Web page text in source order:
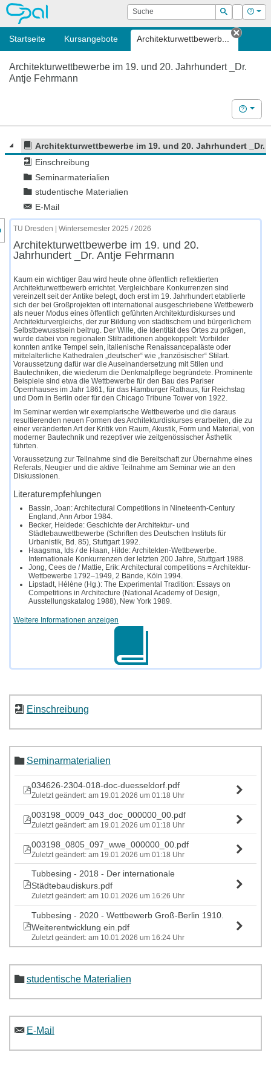
OPAL Suche
Suchen
Login Hilfe
Startseite Kursangebote Architektur­wettbewerb...
Tab
Architektur­wettbewerbe im 19. und 20. Jahrhundert _Dr.
Antje Fehrmann
Hilfe
Architektur­wettbewerbe im 19. und 20. Jahrhundert _Dr.
Einschreibung
Seminarmaterialien
studentische Materialien
E-Mail
des Kursmenüs
TU Dresden | Wintersemester 2025 / 2026
Architektur­wettbewerbe im 19. und 20.
Jahrhundert _Dr. Antje Fehrmann
Kaum ein wichtiger Bau wird heute ohne öffentlich reflektierten
Architekturwettbewerb errichtet. Vergleichbare Konkurrenzen sind
vereinzelt seit der Antike belegt, doch erst im 19. Jahrhundert etablierte
sich der bei Großprojekten oft international ausgeschriebene Wettbewerb
als neuer Modus eines öffentlich geführten Architekturdiskurses und
Architekturvergleichs, der zur Bildung von städtischem und bürgerlichem
Selbstbewusstsein beitrug. Der Wille, die Identität des Ortes zu prägen,
wurde dabei von regionalen Stiltraditionen abgekoppelt: Vorbilder
konnten antike Tempel sein, italienische Renaissancepaläste oder
mittelalterliche Kathedralen „deutscher“ wie „französischer“ Stilart.
Voraussetzung dafür war die Auseinandersetzung mit Stilen und
Bautechniken, die wiederum die Denkmalpflege begründete. Prominente
Beispiele sind etwa die Wettbewerbe für den Bau des Pariser
Opernhauses im Jahr 1861, für das Hamburger Rathaus, für Reichstag
und Dom in Berlin oder für den Chicago Tribune Tower von 1922.
Im Seminar werden wir exemplarische Wettbewerbe und die daraus
resultierenden neuen Formen des Architekturdiskurses erarbeiten, die zu
einer veränderten Art der Kritik von Raum, Akustik, Form und Material, von
moderner Bautechnik und rezeptiver wie zeitgenössischer Ästhetik
führten.
Voraussetzung zur Teilnahme sind die Bereitschaft zur Übernahme eines
Referats, Neugier und die aktive Teilnahme am Seminar wie an den
Diskussionen.
Literaturempfehlungen
Bassin, Joan: Architectural Competitions in Nineteenth-Century
England, Ann Arbor 1984.
Becker, Heidede: Geschichte der Architektur- und
Städtebauwettbewerbe (Schriften des Deutschen Instituts für
Urbanistik, Bd. 85), Stuttgart 1992.
Haagsma, Ids / de Haan, Hilde: Architekten-Wettbewerbe.
Internationale Konkurrenzen der letzten 200 Jahre, Stuttgart 1988.
Jong, Cees de / Mattie, Erik: Architectural competitions = Architektur-
Wettbewerbe 1792–1949, 2 Bände, Köln 1994.
Lipstadt, Hélène (Hg.): The Experimental Tradition: Essays on
Competitions in Architecture (National Academy of Design,
Ausstellungskatalog 1988), New York 1989.
Weitere Informationen anzeigen
Einschreibung
Seminarmaterialien
034626-2304-018-doc-duesseldorf.pdf
Zuletzt geändert: am 19.01.2026 um 01:18 Uhr
003198_0009_043_doc_000000_00.pdf
Zuletzt geändert: am 19.01.2026 um 01:18 Uhr
003198_0805_097_wwe_000000_00.pdf
Zuletzt geändert: am 19.01.2026 um 01:18 Uhr
Tubbesing - 2018 - Der internationale
Städtebaudiskurs.pdf
Zuletzt geändert: am 10.01.2026 um 16:26 Uhr
Tubbesing - 2020 - Wettbewerb Groß-Berlin 1910.
Weiterentwicklung ein.pdf
Zuletzt geändert: am 10.01.2026 um 16:24 Uhr
studentische Materialien
E-Mail